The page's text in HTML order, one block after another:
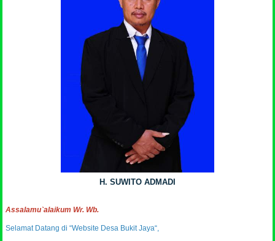
H. SUWITO ADMADI
Assalamu`alaikum Wr. Wb.
Selamat Datang di “Website Desa Bukit Jaya“,